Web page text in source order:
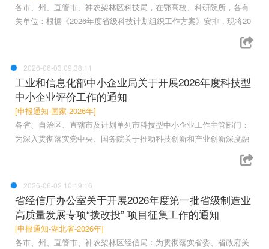
各市、州、直管市、神农架林区科技局，在鄂高校、科研院所，各有
关单位：根据《2026年度省级科技计划组织工作方案》安排，现将20
2026-06-03 09:38:11
工业和信息化部中小企业局关于开展2026年度科技型
中小企业评价工作的通知
[申报通知-国家-2026年]
各省、自治区、直辖市及计划单列市科技型中小企业工作主管部门：
为深入贯彻落实党中央、国务院关于推动科技创新和产业创新深度融
2026-06-02 10:19:16
省经信厅办公室关于开展2026年度第一批省级制造业
高质量发展专项“拨改投” 项目征集工作的通知
[申报通知-湖北省-2026年]
各市、州、直管市、神农架林区经信局：为贯彻落实省委、省政府关